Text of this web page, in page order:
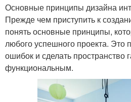
Основные принципы дизайна
Прежде чем приступить к
понять основные принципы,
любого успешного проекта. Это
ошибок и сделать пространство
функциональным.